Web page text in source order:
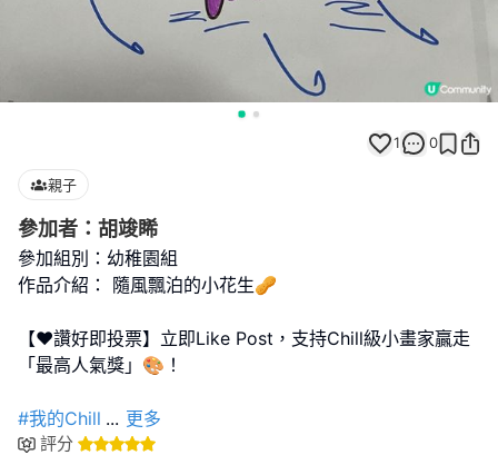
1 0
親子
參加者：胡竣睎
參加組別：幼稚園組
作品介紹： 隨風飄泊的小花生🥜
【❤️讚好即投票】立即Like Post，支持Chill級小畫家贏走
「最高人氣獎」🎨！
#我的Chill ... 更多
評分